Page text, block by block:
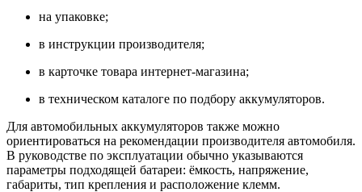
на упаковке;
в инструкции производителя;
в карточке товара интернет-магазина;
в техническом каталоге по подбору аккумуляторов.
Для автомобильных аккумуляторов также можно
ориентироваться на рекомендации производителя автомобиля.
В руководстве по эксплуатации обычно указываются
параметры подходящей батареи: ёмкость, напряжение,
габариты, тип крепления и расположение клемм.